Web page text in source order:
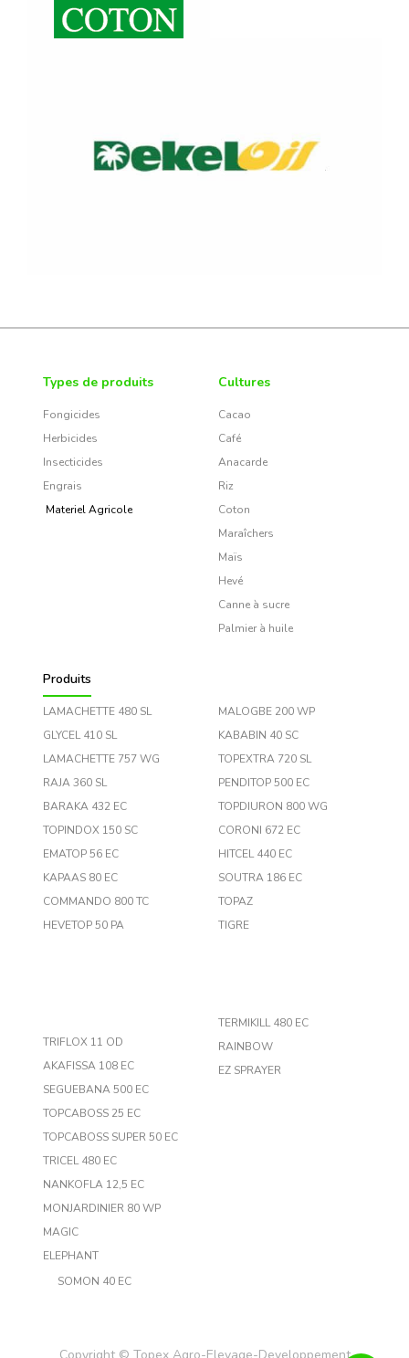
Types de produits
Fongicides
Herbicides
Insecticides
Engrais
Materiel Agricole
Cultures
Cacao
Café
Anacarde
Riz
Coton
Maraîchers
Maïs
Hevé
Canne à sucre
Palmier à huile
Produits
LAMACHETTE 480 SL
GLYCEL 410 SL
LAMACHETTE 757 WG
RAJA 360 SL
BARAKA 432 EC
TOPINDOX 150 SC
EMATOP 56 EC
KAPAAS 80 EC
COMMANDO 800 TC
HEVETOP 50 PA
MALOGBE 200 WP
KABABIN 40 SC
TOPEXTRA 720 SL
PENDITOP 500 EC
TOPDIURON 800 WG
CORONI 672 EC
HITCEL 440 EC
SOUTRA 186 EC
TOPAZ
TIGRE
TRIFLOX 11 OD
AKAFISSA 108 EC
SEGUEBANA 500 EC
TOPCABOSS 25 EC
TOPCABOSS SUPER 50 EC
TRICEL 480 EC
NANKOFLA 12,5 EC
MONJARDINIER 80 WP
MAGIC
ELEPHANT
SOMON 40 EC
TERMIKILL 480 EC
RAINBOW
EZ SPRAYER